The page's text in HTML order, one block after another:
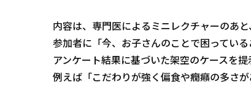
内容は、専門医によるミニレクチャーのあ
参加者に「今、お子さんのことで困ってい
アンケート結果に基づいた架空のケースを提
例えば「こだわりが強く偏食や癇癪の多さが